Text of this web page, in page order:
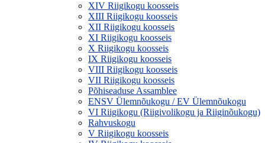
XIV Riigikogu koosseis
XIII Riigikogu koosseis
XII Riigikogu koosseis
XI Riigikogu koosseis
X Riigikogu koosseis
IX Riigikogu koosseis
VIII Riigikogu koosseis
VII Riigikogu koosseis
Põhiseaduse Assamblee
ENSV Ülemnõukogu / EV Ülemnõukogu
VI Riigikogu (Riigivolikogu ja Riiginõukogu)
Rahvuskogu
V Riigikogu koosseis